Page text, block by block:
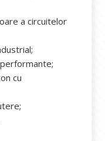
a circuitelor
cu